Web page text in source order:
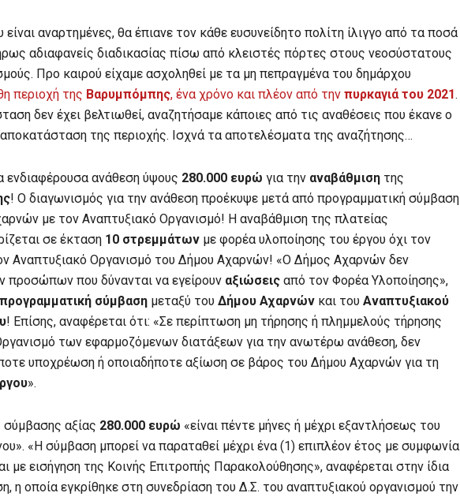
αναρτημένες, θα έπιανε τον κάθε ευσυνείδητο πολίτη ίλιγγο από τα ποσά
αδιαφανείς διαδικασίας πίσω από κλειστές πόρτες στους νεοσύστατους
Προ καιρού είχαμε ασχοληθεί με τα μη πεπραγμένα του δημάρχου
περιοχή της Βαρυμπόμπης, ένα χρόνο και πλέον από την πυρκαγιά του 2021.
δεν έχει βελτιωθεί, αναζητήσαμε κάποιες από τις αναθέσεις που έκανε ο
της περιοχής. Ισχνά τα αποτελέσματα της αναζήτησης…
ενδιαφέρουσα ανάθεση ύψους 280.000 ευρώ για την αναβάθμιση της
! Ο διαγωνισμός για την ανάθεση προέκυψε μετά από προγραμματική σύμβαση
με τον Αναπτυξιακό Οργανισμό! Η αναβάθμιση της πλατείας
σε έκταση 10 στρεμμάτων με φορέα υλοποίησης του έργου όχι τον
Αναπτυξιακό Οργανισμό του Δήμου Αχαρνών! «Ο Δήμος Αχαρνών δεν
προσώπων που δύνανται να εγείρουν αξιώσεις από τον Φορέα Υλοποίησης»,
προγραμματική σύμβαση μεταξύ του Δήμου Αχαρνών και του Αναπτυξιακού
! Επίσης, αναφέρεται ότι: «Σε περίπτωση μη τήρησης ή πλημμελούς τήρησης
των εφαρμοζόμενων διατάξεων για την ανωτέρω ανάθεση, δεν
υποχρέωση ή οποιαδήποτε αξίωση σε βάρος του Δήμου Αχαρνών για τη
».
σύμβασης αξίας 280.000 ευρώ «είναι πέντε μήνες ή μέχρι εξαντλήσεως του
«Η σύμβαση μπορεί να παραταθεί μέχρι ένα (1) επιπλέον έτος με συμφωνία
με εισήγηση της Κοινής Επιτροπής Παρακολούθησης», αναφέρεται στην ίδια
η οποία εγκρίθηκε στη συνεδρίαση του Δ.Σ. του αναπτυξιακού οργανισμού την